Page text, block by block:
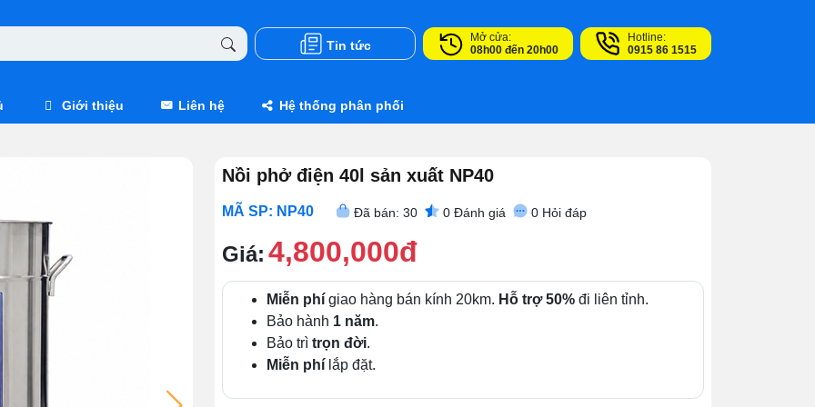
Tin tức
Mở cửa:
08h00 đến 20h00
Hotline:
0915 86 1515
Giới thiệu Liên hệ Hệ thống phân phối
Nồi phở điện 40l sản xuất NP40
MÃ SP: NP40 Đã bán: 30 0 Đánh giá 0 Hỏi đáp
Giá: 4,800,000đ
Miễn phí giao hàng bán kính 20km. Hỗ trợ 50% đi liên tỉnh.
Bảo hành 1 năm.
Bảo trì trọn đời.
Miễn phí lắp đặt.